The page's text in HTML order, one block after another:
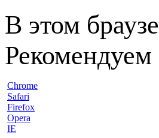
В этом
Chrome
Safari
Firefox
Opera
IE